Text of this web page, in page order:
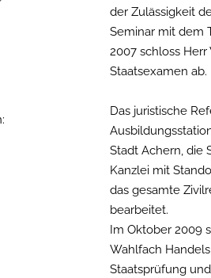
der Zulässigkeit
Seminar mit dem
2007 schloss
Staatsexamen
Das juristische
Stadt Achern, die
Kanzlei mit
das gesamte
bearbeitet.
Im Oktober 2009
Wahlfach
Staatsprüfung